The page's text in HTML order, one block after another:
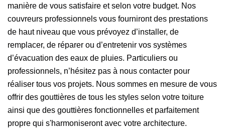
manière de vous satisfaire et selon votre budget. Nos
couvreurs professionnels vous fourniront des prestations
de haut niveau que vous prévoyez d’installer, de
remplacer, de réparer ou d’entretenir vos systèmes
d’évacuation des eaux de pluies. Particuliers ou
professionnels, n’hésitez pas à nous contacter pour
réaliser tous vos projets. Nous sommes en mesure de vous
offrir des gouttières de tous les styles selon votre toiture
ainsi que des gouttières fonctionnelles et parfaitement
propre qui s'harmoniseront avec votre architecture.